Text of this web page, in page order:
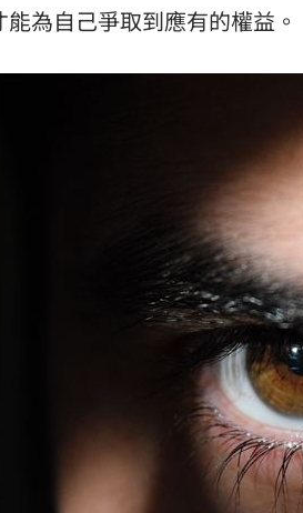
署長室留言：要殺警 13:00
宅！肇事玩家疑落跑了 13:00
12:59
！尿在警察身上下場曝 12:55
智慧營運系統提升效率 12:00
頂奢大道」逐漸成形 12:00
為自己爭取到應有的權益。